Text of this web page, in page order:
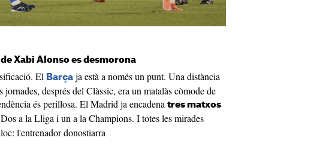
Xabi Alonso es desmorona
El Barça ja està a només un punt. Una distància
jornades, després del Clàssic, era un matalàs còmode de
és perillosa. El Madrid ja encadena tres matxos
a la Lliga i un a la Champions. I totes les mirades
l'entrenador donostiarra